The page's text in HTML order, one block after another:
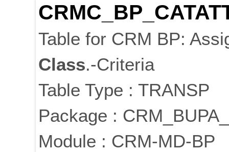
Table for CRM BP:
Class.-Criteria
Table Type : TRANSP
Package : CRM_BUPA_
Module : CRM-MD-BP